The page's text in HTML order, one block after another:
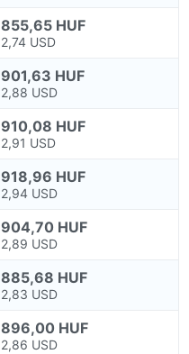
855,65 HUF
2,74 USD
901,63 HUF
2,88 USD
910,08 HUF
2,91 USD
918,96 HUF
2,94 USD
904,70 HUF
2,89 USD
885,68 HUF
2,83 USD
896,00 HUF
2,86 USD